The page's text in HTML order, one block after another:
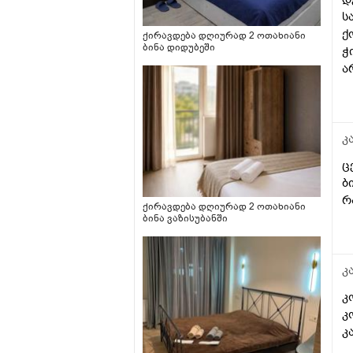
ქირავდება დღიურად 2 ოთახიანი
ბინა დიდუბეში
ქირავდება დღიურად 2 ოთახიანი
ბინა ვაზისუბანში